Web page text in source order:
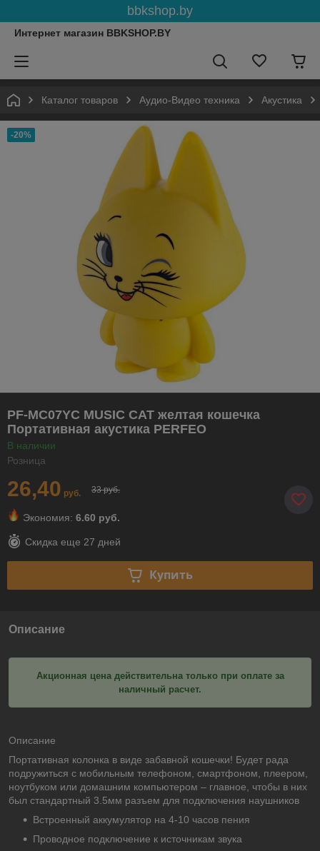
bbkshop.by
Интернет магазин BBKSHOP.BY
Каталог товаров Аудио-Видео техника Акустика
-20%
PF-MC07YС MUSIC CAT желтая кошечка
Портативная акустика PERFEO
В наличии
Розница
26,40 руб. 33 руб.
Экономия: 6.60 руб.
Скидка еще 27 дней
Купить
Описание
Акционная цена действительна только при оплате за
наличный расчет.
Описание
Портативная колонка в виде забавной кошечки! Будет рада
подружиться с мобильным телефоном, смартфоном, плеером,
ноутбуком или домашним компьютером – главное, чтобы в них
был стандартный 3.5мм разъем для подключения наушников
Встроенный аккумулятор на 4-10 часов пения
Проводное подключение к источникам звука